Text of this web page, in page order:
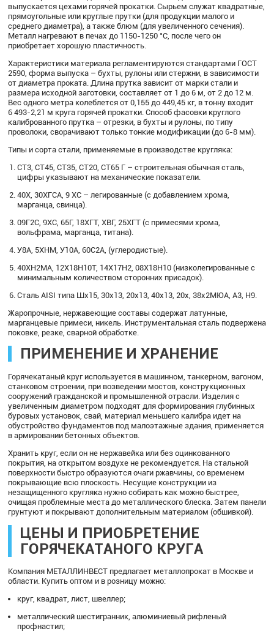
выпускается цехами горячей прокатки. Сырьем служат квадратные,
прямоугольные или круглые прутки (для продукции малого и
среднего диаметра), а также блюм (для увеличенного сечения).
Металл нагревают в печах до 1150-1250 °C, после чего он
приобретает хорошую пластичность.
Характеристики материала регламентируются стандартами ГОСТ
2590, форма выпуска – бухты, рулоны или стержни, в зависимости
от диаметра проката. Длина прутка зависит от марки стали и
размера исходной заготовки, составляет от 1 до 6 м, от 2 до 12 м.
Вес одного метра колеблется от 0,155 до 449,45 кг, в тонну входит
6 493-2,21 м круга горячей прокатки. Способ фасовки круглого
калиброванного прутка – отрезки, в бухты и рулоны, по типу
проволоки, сворачивают только тонкие модификации (до 6-8 мм).
Типы и сорта стали, применяемые в производстве кругляка:
СТ3, СТ45, СТ35, СТ20, СТ65 Г – строительная обычная сталь,
цифры указывают на механические показатели.
40Х, 30ХГСА, 9 ХС – легированные (с добавлением хрома,
марганца, свинца).
09Г2С, 9ХС, 65Г, 18ХГТ, ХВГ, 25ХГТ (с примесями хрома,
вольфрама, марганца, титана).
У8А, 5ХНМ, У10А, 60С2А, (углеродистые).
40ХН2МА, 12Х18Н10Т, 14Х17Н2, 08Х18Н10 (низколегированные с
минимальным количеством сторонних присадок).
Сталь AISI типа Шх15, 30х13, 20х13, 40х13, 20х, 38х2МЮА, А3, Н9.
Жаропрочные, нержавеющие составы содержат латунные,
марганцевые примеси, никель. Инструментальная сталь подвержена
поковке, резке, сварной обработке.
ПРИМЕНЕНИЕ И ХРАНЕНИЕ
Горячекатаный круг используется в машинном, танкерном, вагоном,
станковом строении, при возведении мостов, конструкционных
сооружений гражданской и промышленной отрасли. Изделия с
увеличенным диаметром подходят для формирования глубинных
буровых установок, свай, материал меньшего калибра идет на
обустройство фундаментов под малоэтажные здания, применяется
в армировании бетонных объектов.
Хранить круг, если он не нержавейка или без оцинкованного
покрытия, на открытом воздухе не рекомендуется. На стальной
поверхности быстро образуются очаги ржавчины, со временем
покрывающие всю плоскость. Несущие конструкции из
незащищенного кругляка нужно собирать как можно быстрее,
очищая проблемные места до металлического блеска. Затем панели
грунтуют и покрывают дополнительным материалом (обшивкой).
ЦЕНЫ И ПРИОБРЕТЕНИЕ
ГОРЯЧЕКАТАНОГО КРУГА
Компания МЕТАЛЛИНВЕСТ предлагает металлопрокат в Москве и
области. Купить оптом и в розницу можно:
круг, квадрат, лист, швеллер;
металлический шестигранник, алюминиевый рифленый
профнастил;